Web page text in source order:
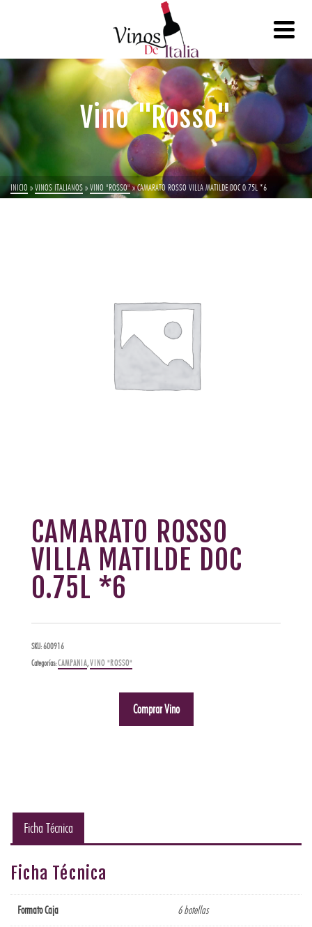
Vino "Rosso"
INICIO »VINOS ITALIANOS»VINO "ROSSO"»CAMARATO ROSSO VILLA MATILDE DOC 0.75L *6
CAMARATO ROSSO
VILLA MATILDE DOC
0.75L *6
SKU:600916
Categorías:CAMPANIA,VINO "ROSSO"
Comprar Vino
Ficha Técnica
Ficha Técnica
Formato Caja 6 botellas